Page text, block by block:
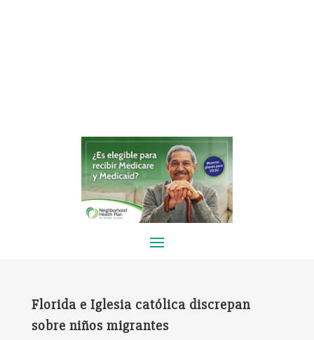
Florida e Iglesia católica discrepan
sobre niños migrantes